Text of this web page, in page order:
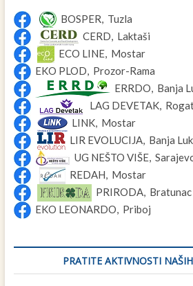
BOSPER, Tuzla
CERD, Laktaši
ECO LINE, Mostar
EKO PLOD, Prozor-Rama
ERRDO, Banja
LAG DEVETAK,
LINK, Mostar
LIR EVOLUCIJA, Banja
UG NEŠTO VIŠE,
REDAH, Mostar
PRIRODA, Bratunac
EKO LEONARDO, Priboj
PRATITE AKTIVNOSTI